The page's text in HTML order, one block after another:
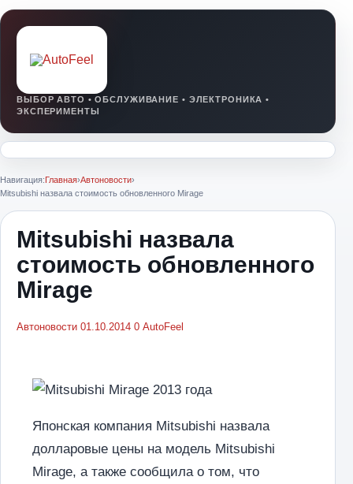
Навигация:Главная›Автоновости›
Mitsubishi назвала стоимость обновленного Mirage
Mitsubishi назвала
стоимость обновленного
Mirage
Автоновости 01.10.2014 0 AutoFeel
Японская компания Mitsubishi назвала
долларовые цены на модель Mitsubishi
Mirage, а также сообщила о том, что